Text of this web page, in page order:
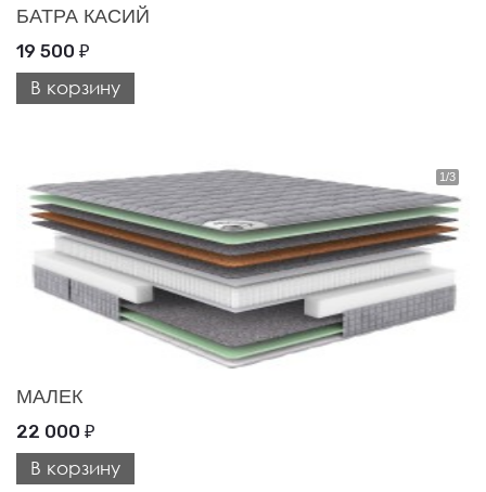
БАТРА КАСИЙ
19 500 ₽
В корзину
МАЛЕК
22 000 ₽
В корзину